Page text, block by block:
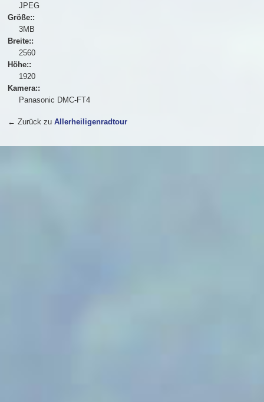
JPEG
Größe::
3MB
Breite::
2560
Höhe::
1920
Kamera::
Panasonic DMC-FT4
← Zurück zu Allerheiligenradtour